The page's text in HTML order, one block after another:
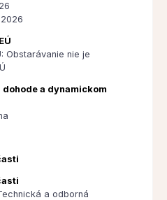
Obstarávanie nie je
a dynamickom
a odborná